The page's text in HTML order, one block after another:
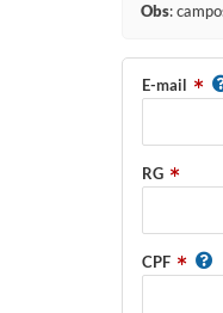
Obs:
E-mail
RG
CPF